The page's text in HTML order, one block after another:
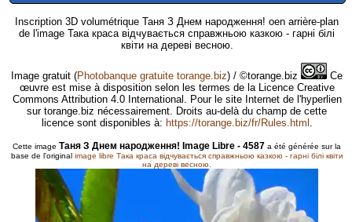
Inscription 3D volumétrique Таня З Днем народження! oen arrière-plan
de l'image Така краса відчувається справжньою казкою - гарні білі
квіти на дереві весною.
Image gratuit (Photobanque gratuite torange.biz) / ©torange.biz
Ce
œuvre est mise à disposition selon les termes de la Licence Creative
Commons Attribution 4.0 International. Pour le site Internet de l'hyperlien
sur torange.biz nécessairement. Droits au-delà du champ de cette
licence sont disponibles à: https://torange.biz/fr/Rules.html .
Cette image Таня З Днем народження! Image Libre - 4587 a été générée sur la
base de l'original image libre Така краса відчувається справжньою казкою - гарні білі квіти
на дереві весною.